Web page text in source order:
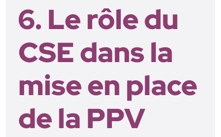
6. Le rôle du
CSE dans la
mise en place
de la PPV